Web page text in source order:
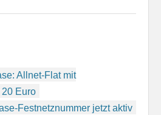
Allnet-Flat mit
20 Euro
Festnetznummer jetzt aktiv